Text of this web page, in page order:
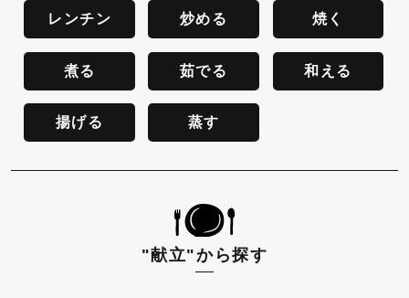
レンチン 炒める 焼く
煮る 茹でる 和える
揚げる 蒸す
"献立"から探す